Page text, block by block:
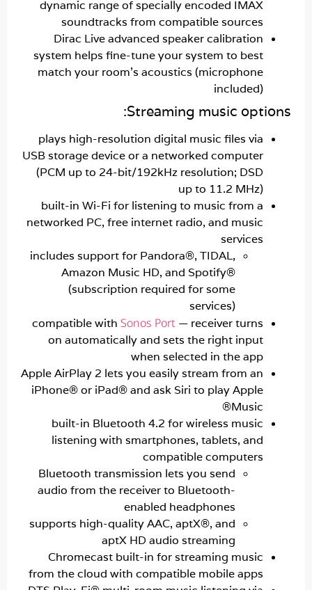
dynamic range of specially encoded
soundtracks from compatible
Dirac Live advanced speaker
system helps fine-tune your system to
match your room's acoustics
Streaming music
plays high-resolution digital music files
USB storage device or a networked
(PCM up to 24-bit/192kHz resolution;
up to 11.2
built-in Wi-Fi for listening to music from
networked PC, free internet radio, and
includes support for Pandora®, TIDAL,
Amazon Music HD, and Spotify®
(subscription required for some
compatible withSonos Port— receiver
on automatically and sets the right
when selected in the
Apple AirPlay 2 lets you easily stream from
iPhone® or iPad® and ask Siri to play
built-in Bluetooth 4.2 for wireless
listening with smartphones, tablets,
compatible
Bluetooth transmission lets you send
audio from the receiver to Bluetooth-
enabled headphones
supports high-quality AAC, aptX®, and
aptX HD audio streaming
Chromecast built-in for streaming
from the cloud with compatible mobile